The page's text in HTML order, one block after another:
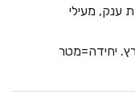
ענק, מעילי